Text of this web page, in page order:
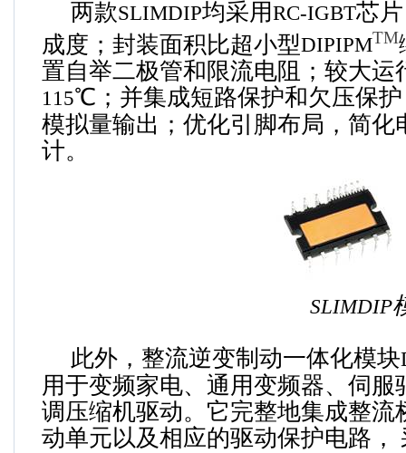
两款SLIMDIP均采用RC-IGBT芯
成度；封装面积比超小型DIPIPMTM
置自举二极管和限流电阻；较大运
115℃；并集成短路保护和欠压保
模拟量输出；优化引脚布局，简化
计。
SLIMDIP
此外，整流逆变制动一体化模块
用于变频家电、通用变频器、伺服
调压缩机驱动。它完整地集成整流
动单元以及相应的驱动保护电路，